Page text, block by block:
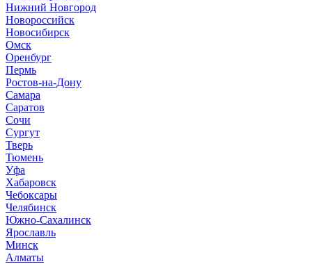
Нижний Новгород
Новороссийск
Новосибирск
Омск
Оренбург
Пермь
Ростов-на-Дону
Самара
Саратов
Сочи
Сургут
Тверь
Тюмень
Уфа
Хабаровск
Чебоксары
Челябинск
Южно-Сахалинск
Ярославль
Минск
Алматы